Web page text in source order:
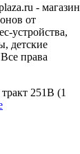
- магазин
от
устройства,
детские
права
251В (1